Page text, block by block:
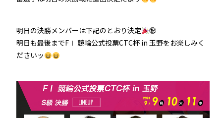
明日の決勝メンバーは下記のとおり決定
㊗
明日も最後までFⅠ 競輪公式投票CTC杯 in 玉野をお楽しみく
ださいッ